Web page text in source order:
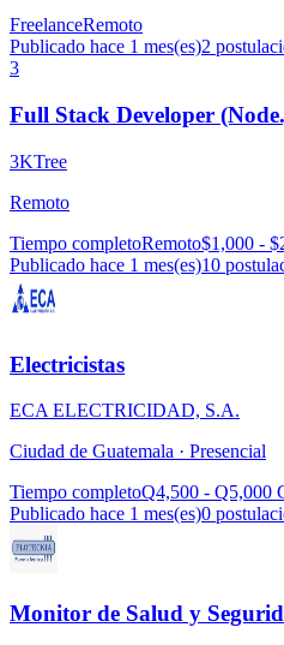
FreelanceRemoto
Publicado hace 1 mes(es)2
3
Full Stack Developer
3KTree
Remoto
Tiempo completoRemoto$1,000 -
Publicado hace 1 mes(es)10
Electricistas
ECA ELECTRICIDAD, S.A.
Ciudad de Guatemala · Presencial
Tiempo completoQ4,500 - Q5,000
Publicado hace 1 mes(es)0
Monitor de Salud y